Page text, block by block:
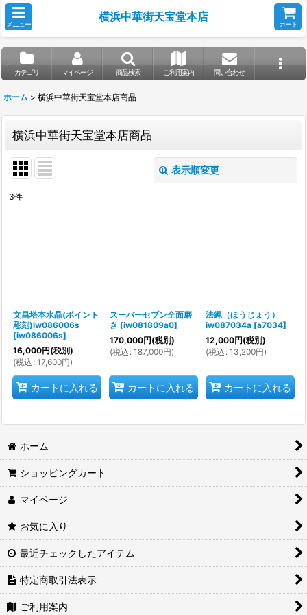
メニュー
横浜中華街天宝堂本店
カート
カテゴリ マイページ 商品検索 ご利用案内 問い合わせ
ホーム > 横浜中華街天宝堂本店商品
横浜中華街天宝堂本店商品
表示順変更
3件
文昌塔本水晶(ポイント
彫刻)iw086006s
[iw086006s]
16,000円(税別)
(税込 : 17,600円)
カートに入れる
スーパーセブン全面磨
き [iw081809a0]
170,000円(税別)
(税込 : 187,000円)
カートに入れる
法縄（ほうじょう）
iw087034a [a7034]
12,000円(税別)
(税込 : 13,200円)
カートに入れる
ホーム
ショッピングカート
マイページ
お気に入り
最近チェックしたアイテム
特定商取引法表示
ご利用案内